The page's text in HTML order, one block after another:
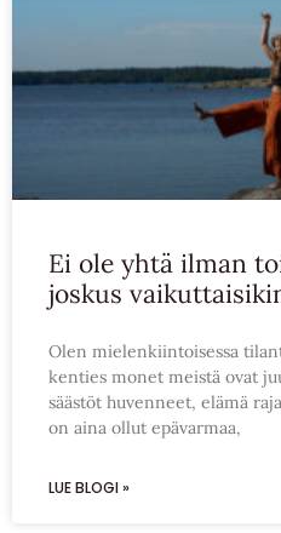
Ei ole yhtä ilman
joskus
Olen mielenkiintoisessa
kenties monet meistä ovat
säästöt huvenneet, elämä
on aina ollut epävarmaa,
LUE BLOGI »